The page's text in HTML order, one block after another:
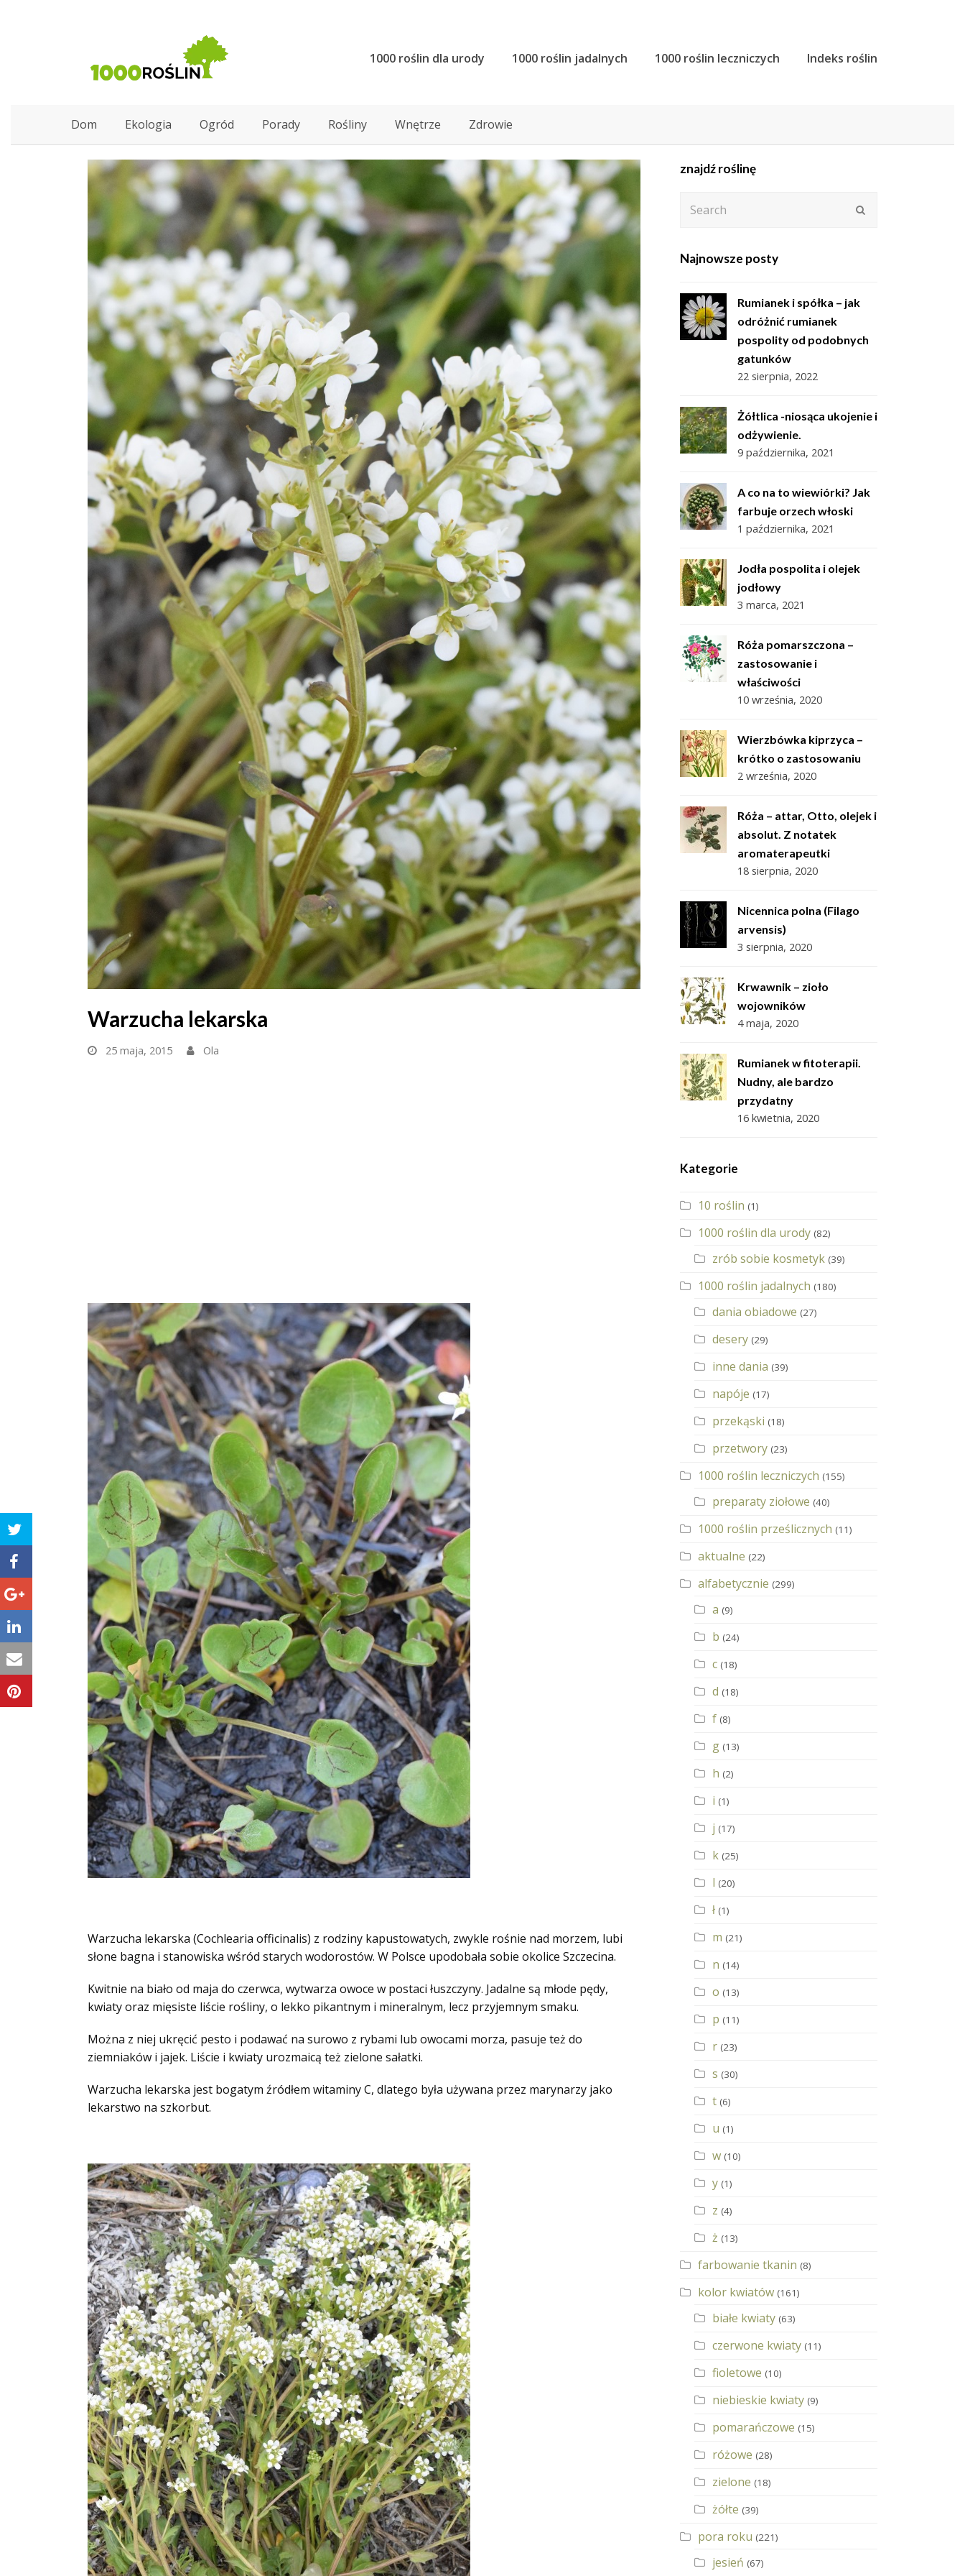
1000 roślin dla urody 1000 roślin jadalnych 1000 roślin leczniczych Indeks roślin
Dom Ekologia Ogród Porady Rośliny Wnętrze Zdrowie
Warzucha lekarska
25 maja, 2015 Ola
Warzucha lekarska (Cochlearia officinalis) z rodziny kapustowatych, zwykle rośnie nad morzem, lubi
słone bagna i stanowiska wśród starych wodorostów. W Polsce upodobała sobie okolice Szczecina.
Kwitnie na biało od maja do czerwca, wytwarza owoce w postaci łuszczyny. Jadalne są młode pędy,
kwiaty oraz mięsiste liście rośliny, o lekko pikantnym i mineralnym, lecz przyjemnym smaku.
Można z niej ukręcić pesto i podawać na surowo z rybami lub owocami morza, pasuje też do
ziemniaków i jajek. Liście i kwiaty urozmaicą też zielone sałatki.
Warzucha lekarska jest bogatym źródłem witaminy C, dlatego była używana przez marynarzy jako
lekarstwo na szkorbut.
znajdź roślinę
Najnowsze posty
Rumianek i spółka – jak
odróżnić rumianek
pospolity od podobnych
gatunków
22 sierpnia, 2022
Żółtlica -niosąca ukojenie i
odżywienie.
9 października, 2021
A co na to wiewiórki? Jak
farbuje orzech włoski
1 października, 2021
Jodła pospolita i olejek
jodłowy
3 marca, 2021
Róża pomarszczona –
zastosowanie i
właściwości
10 września, 2020
Wierzbówka kiprzyca –
krótko o zastosowaniu
2 września, 2020
Róża – attar, Otto, olejek i
absolut. Z notatek
aromaterapeutki
18 sierpnia, 2020
Nicennica polna (Filago
arvensis)
3 sierpnia, 2020
Krwawnik – zioło
wojowników
4 maja, 2020
Rumianek w fitoterapii.
Nudny, ale bardzo
przydatny
16 kwietnia, 2020
Kategorie
10 roślin (1)
1000 roślin dla urody (82)
zrób sobie kosmetyk (39)
1000 roślin jadalnych (180)
dania obiadowe (27)
desery (29)
inne dania (39)
napóje (17)
przekąski (18)
przetwory (23)
1000 roślin leczniczych (155)
preparaty ziołowe (40)
1000 roślin prześlicznych (11)
aktualne (22)
alfabetycznie (299)
a (9)
b (24)
c (18)
d (18)
f (8)
g (13)
h (2)
i (1)
j (17)
k (25)
l (20)
ł (1)
m (21)
n (14)
o (13)
p (11)
r (23)
s (30)
t (6)
u (1)
w (10)
y (1)
z (4)
ż (13)
farbowanie tkanin (8)
kolor kwiatów (161)
białe kwiaty (63)
czerwone kwiaty (11)
fioletowe (10)
niebieskie kwiaty (9)
pomarańczowe (15)
różowe (28)
zielone (18)
żółte (39)
pora roku (221)
jesień (67)